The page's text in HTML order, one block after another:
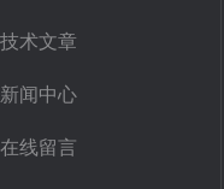
技术文章
新闻中心
在线留言